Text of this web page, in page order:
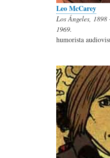
Leo McCarey
Los Ángeles,
1969.
humorista